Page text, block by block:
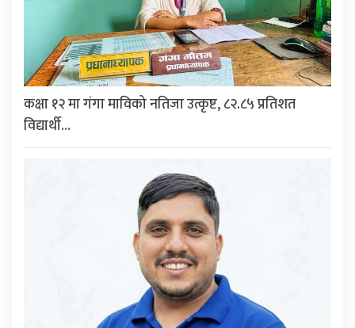
कक्षा १२ मा गंगा माविको नतिजा उत्कृष्ट, ८२.८५ प्रतिशत
विद्यार्थी…